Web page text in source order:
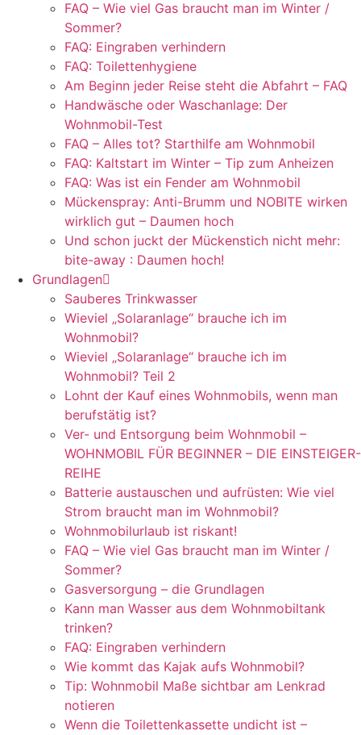
FAQ – Wie viel Gas braucht man im Winter /
Sommer?
FAQ: Eingraben verhindern
FAQ: Toilettenhygiene
Am Beginn jeder Reise steht die Abfahrt – FAQ
Handwäsche oder Waschanlage: Der
Wohnmobil-Test
FAQ – Alles tot? Starthilfe am Wohnmobil
FAQ: Kaltstart im Winter – Tip zum Anheizen
FAQ: Was ist ein Fender am Wohnmobil
Mückenspray: Anti-Brumm und NOBITE wirken
wirklich gut – Daumen hoch
Und schon juckt der Mückenstich nicht mehr:
bite-away : Daumen hoch!
Grundlagen
Sauberes Trinkwasser
Wieviel „Solaranlage“ brauche ich im
Wohnmobil?
Wieviel „Solaranlage“ brauche ich im
Wohnmobil? Teil 2
Lohnt der Kauf eines Wohnmobils, wenn man
berufstätig ist?
Ver- und Entsorgung beim Wohnmobil –
WOHNMOBIL FÜR BEGINNER – DIE EINSTEIGER-
REIHE
Batterie austauschen und aufrüsten: Wie viel
Strom braucht man im Wohnmobil?
Wohnmobilurlaub ist riskant!
FAQ – Wie viel Gas braucht man im Winter /
Sommer?
Gasversorgung – die Grundlagen
Kann man Wasser aus dem Wohnmobiltank
trinken?
FAQ: Eingraben verhindern
Wie kommt das Kajak aufs Wohnmobil?
Tip: Wohnmobil Maße sichtbar am Lenkrad
notieren
Wenn die Toilettenkassette undicht ist –